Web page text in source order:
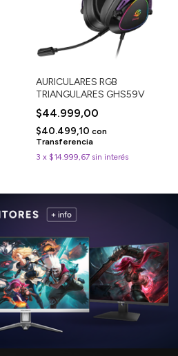
AURICULARES RGB
TRIANGULARES GHS59V
$44.999,00
$40.499,10 con
Transferencia
3 x $14.999,67 sin interés